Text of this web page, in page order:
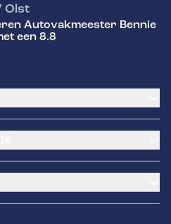
Olst
Autovakmeester Bennie
een 8.8